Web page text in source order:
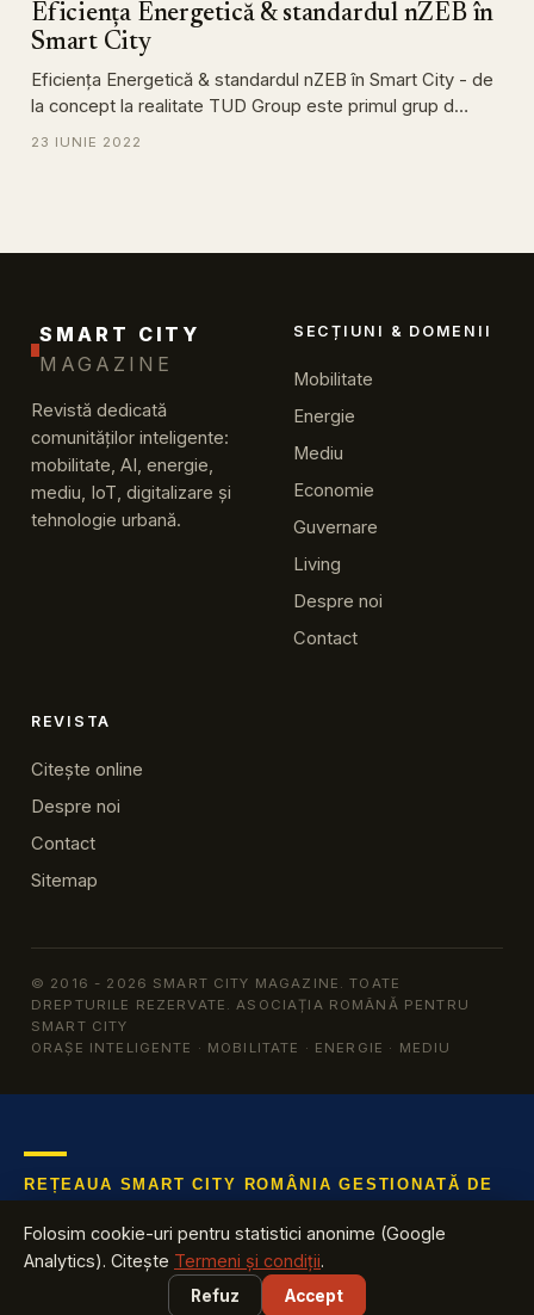
Eficiența Energetică & standardul nZEB în
Smart City
Eficiența Energetică & standardul nZEB în Smart City - de
la concept la realitate TUD Group este primul grup d…
23 IUNIE 2022
SMART CITY
MAGAZINE
Revistă dedicată
comunităților inteligente:
mobilitate, AI, energie,
mediu, IoT, digitalizare și
tehnologie urbană.
SECȚIUNI & DOMENII
Mobilitate
Energie
Mediu
Economie
Guvernare
Living
Despre noi
Contact
REVISTA
Citește online
Despre noi
Contact
Sitemap
© 2016 - 2026 SMART CITY MAGAZINE. TOATE
DREPTURILE REZERVATE. ASOCIAȚIA ROMÂNĂ PENTRU
SMART CITY
ORAȘE INTELIGENTE · MOBILITATE · ENERGIE · MEDIU
Folosim cookie-uri pentru statistici anonime (Google
Analytics). Citește Termeni și condiții.
Refuz Accept
REȚEAUA SMART CITY ROMÂNIA GESTIONATĂ DE
Află tot ce te interesează despre industria cu cea mai mare
creștere din România